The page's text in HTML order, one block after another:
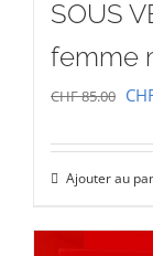
SOUS
femme
CHF85.00 Le
Ajouter au